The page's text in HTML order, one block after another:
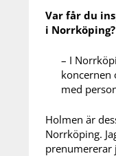
Var får du
i Norrköping?
– I
koncernen
med
Holmen är
Norrköping.
prenumererar